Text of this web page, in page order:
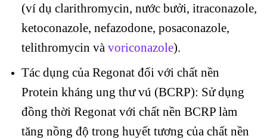
(ví dụ clarithromycin, nước bưởi, itraconazole,
ketoconazole, nefazodone, posaconazole,
telithromycin và voriconazole).
Tác dụng của Regonat đối với chất nền
Protein kháng ung thư vú (BCRP): Sử dụng
đồng thời Regonat với chất nền BCRP làm
tăng nồng độ trong huyết tương của chất nền